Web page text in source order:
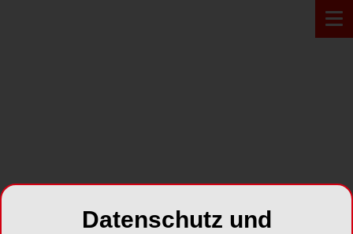
Datenschutz und